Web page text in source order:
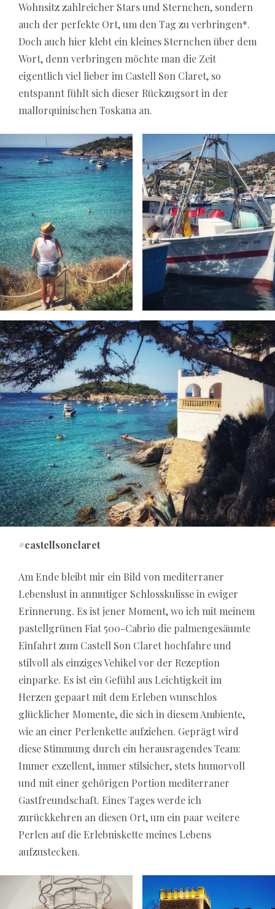
Wohnsitz zahlreicher Stars und Sternchen, sondern
auch der perfekte Ort, um den Tag zu verbringen*.
Doch auch hier klebt ein kleines Sternchen über dem
Wort, denn verbringen möchte man die Zeit
eigentlich viel lieber im Castell Son Claret, so
entspannt fühlt sich dieser Rückzugsort in der
mallorquinischen Toskana an.
#castellsonclaret
Am Ende bleibt mir ein Bild von mediterraner
Lebenslust in anmutiger Schlosskulisse in ewiger
Erinnerung. Es ist jener Moment, wo ich mit meinem
pastellgrünen Fiat 500-Cabrio die palmengesäumte
Einfahrt zum Castell Son Claret hochfahre und
stilvoll als einziges Vehikel vor der Rezeption
einparke. Es ist ein Gefühl aus Leichtigkeit im
Herzen gepaart mit dem Erleben wunschlos
glücklicher Momente, die sich in diesem Ambiente,
wie an einer Perlenkette aufziehen. Geprägt wird
diese Stimmung durch ein herausragendes Team:
Immer exzellent, immer stilsicher, stets humorvoll
und mit einer gehörigen Portion mediterraner
Gastfreundschaft. Eines Tages werde ich
zurückkehren an diesen Ort, um ein paar weitere
Perlen auf die Erlebniskette meines Lebens
aufzustecken.